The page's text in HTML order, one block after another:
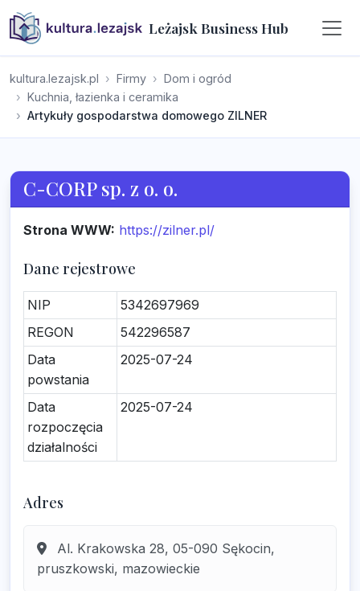
Leżajsk Business Hub
kultura.lezajsk.pl Firmy
Dom i ogród
Kuchnia, łazienka i ceramika
Artykuły gospodarstwa domowego ZILNER
C-CORP sp. z o. o.
Strona WWW: https://zilner.pl/
Dane rejestrowe
NIP
5342697969
REGON
542296587
Data
powstania
2025-07-24
Data
rozpoczęcia
działalności
2025-07-24
Adres
Al. Krakowska 28, 05-090 Sękocin,
pruszkowski, mazowieckie